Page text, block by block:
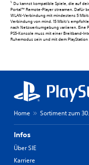
1. Du kannst kompatible Spiele, die auf
Portal™ Remote-Player streamen. Dafür
WLAN-Verbindung mit mindestens 5
Verbindung von mind. 15 Mbit/s
nach Netzwerkumgebung variieren. Eine
PS5-Konsole muss mit einer Breitband-
Ruhemodus sein und mit dem
Home Sortiment zum
Infos
Über SIE
Karriere